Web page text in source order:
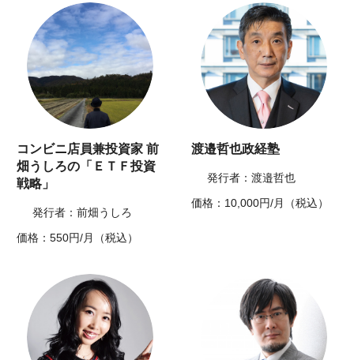
コンビニ店員兼投資家 前
畑うしろの「ＥＴＦ投資
戦略」
発行者：前畑うしろ
価格：550円/月（税込）
渡邉哲也政経塾
発行者：渡邉哲也
価格：10,000円/月（税込）